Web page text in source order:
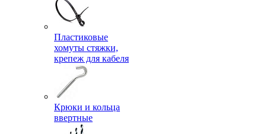
Пластиковые
хомуты стяжки,
крепеж для кабеля
Крюки и кольца
ввертные